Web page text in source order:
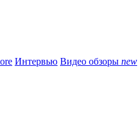
Интервью Видео обзоры new